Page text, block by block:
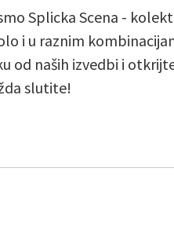
Splicka Scena -
i u raznim
od naših izvedbi i
slutite!